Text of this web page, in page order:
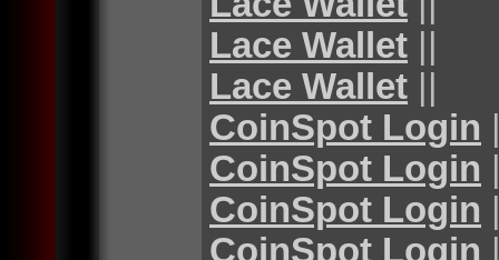
Lace Wallet ||
Lace Wallet ||
CoinSpot Login
CoinSpot Login
CoinSpot Login
CoinSpot Login